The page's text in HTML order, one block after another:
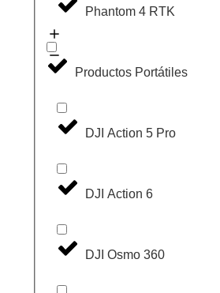
Phantom 4 RTK
Productos Portátiles
DJI Action 5 Pro
DJI Action 6
DJI Osmo 360